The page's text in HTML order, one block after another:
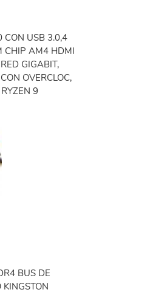
CON USB 3.0,4
CHIP AM4 HDMI
GIGABIT,
OVERCLOC,
9
BUS DE